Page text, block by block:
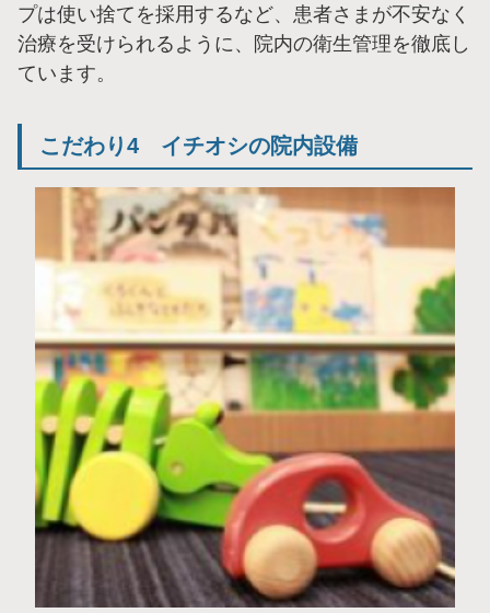
プは使い捨てを採用するなど、患者さまが不安なく
治療を受けられるように、院内の衛生管理を徹底し
ています。
こだわり4 イチオシの院内設備